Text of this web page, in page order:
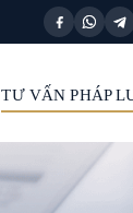
TƯ VẤN PHÁP